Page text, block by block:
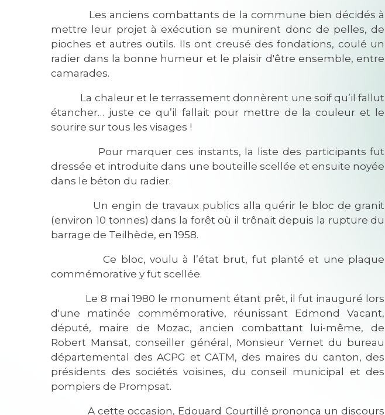
Les anciens combattants de la commune bien décidés à
mettre leur projet à exécution se munirent donc de pelles, de
pioches et autres outils. Ils ont creusé des fondations, coulé un
radier dans la bonne humeur et le plaisir d'être ensemble, entre
camarades.
La chaleur et le terrassement donnèrent une soif qu’il fallut
étancher… juste ce qu’il fallait pour mettre de la couleur et le
sourire sur tous les visages !
Pour marquer ces instants, la liste des participants fut
dressée et introduite dans une bouteille scellée et ensuite noyée
dans le béton du radier.
Un engin de travaux publics alla quérir le bloc de granit
(environ 10 tonnes) dans la forêt où il trônait depuis la rupture du
barrage de Teilhède, en 1958.
Ce bloc, voulu à l’état brut, fut planté et une plaque
commémorative y fut scellée.
Le 8 mai 1980 le monument étant prêt, il fut inauguré lors
d'une matinée commémorative, réunissant Edmond Vacant,
député, maire de Mozac, ancien combattant lui-même, de
Robert Mansat, conseiller général, Monsieur Vernet du bureau
départemental des ACPG et CATM, des maires du canton, des
présidents des sociétés voisines, du conseil municipal et des
pompiers de Prompsat.
A cette occasion, Edouard Courtillé prononça un discours